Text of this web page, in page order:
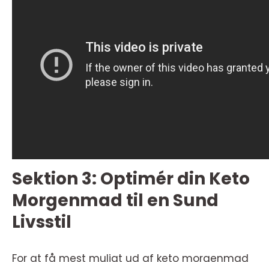
Sektion 3: Optimér din Keto
Morgenmad til en Sund
Livsstil
For at få mest muligt ud af keto morgenmad